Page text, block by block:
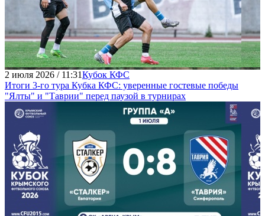
2 июля 2026 / 11:31Кубок КФС
Итоги 3-го тура Кубка КФС: уверенные гостевые победы
"Ялты" и "Таврии" перед паузой в турнирах